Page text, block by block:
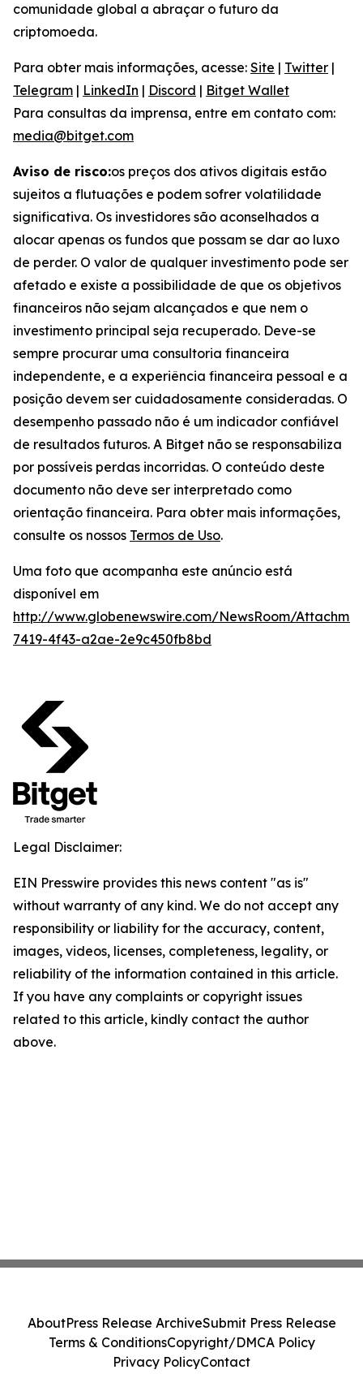
comunidade global a abraçar o futuro da
criptomoeda.
Para obter mais informações, acesse: Site | Twitter |
Telegram | LinkedIn | Discord | Bitget Wallet
Para consultas da imprensa, entre em contato com:
media@bitget.com
Aviso de risco:os preços dos ativos digitais estão
sujeitos a flutuações e podem sofrer volatilidade
significativa. Os investidores são aconselhados a
alocar apenas os fundos que possam se dar ao luxo
de perder. O valor de qualquer investimento pode ser
afetado e existe a possibilidade de que os objetivos
financeiros não sejam alcançados e que nem o
investimento principal seja recuperado. Deve-se
sempre procurar uma consultoria financeira
independente, e a experiência financeira pessoal e a
posição devem ser cuidadosamente consideradas. O
desempenho passado não é um indicador confiável
de resultados futuros. A Bitget não se responsabiliza
por possíveis perdas incorridas. O conteúdo deste
documento não deve ser interpretado como
orientação financeira. Para obter mais informações,
consulte os nossos Termos de Uso.
Uma foto que acompanha este anúncio está
disponível em
http://www.globenewswire.com/NewsRoom/
7419-4f43-a2ae-2e9c450fb8bd
Legal Disclaimer:
EIN Presswire provides this news content "as is"
without warranty of any kind. We do not accept any
responsibility or liability for the accuracy, content,
images, videos, licenses, completeness, legality, or
reliability of the information contained in this article.
If you have any complaints or copyright issues
related to this article, kindly contact the author
above.
AboutPress Release ArchiveSubmit Press Release
Terms & ConditionsCopyright/DMCA Policy
Privacy PolicyContact